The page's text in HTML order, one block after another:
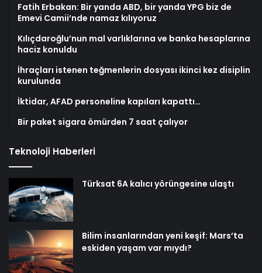
Fatih Erbakan: Bir yanda ABD, bir yanda YPG biz de
Emevi Camii’nde namaz kılıyoruz
Kılıçdaroğlu’nun mal varlıklarına ve banka hesaplarına
haciz konuldu
İhraçları istenen teğmenlerin dosyası ikinci kez disiplin
kurulunda
İktidar, AFAD personeline kapıları kapattı…
Bir paket sigara ömürden 7 saat çalıyor
Teknoloji Haberleri
Türksat 6A kalıcı yörüngesine ulaştı
Bilim insanlarından yeni keşif: Mars’ta
eskiden yaşam var mıydı?